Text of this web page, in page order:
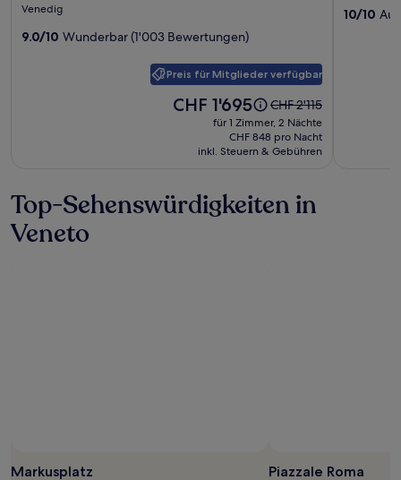
Excelsior
Venice
Sterne-
Venedig
9.0/10 Wunderbar (1'003 Bewertungen)
Preis für Mitglieder verfügbar
Der
CHF 1'695.
CHF 1'695
Der
alte
Preis
war
weitere
Informationen
CHF 2'115
für 1 Zimmer, 2 Nächte
CHF 848 pro Nacht
inkl. Steuern & Gebühren
Trezza
10/10
Top-Sehenswürdigkeiten in
Veneto
Markusplatz Piazzale Roma